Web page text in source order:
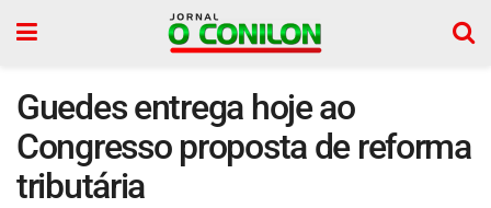
Guedes entrega hoje ao
Congresso proposta de reforma
tributária